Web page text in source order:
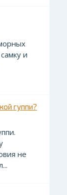
и
гуппи?
не